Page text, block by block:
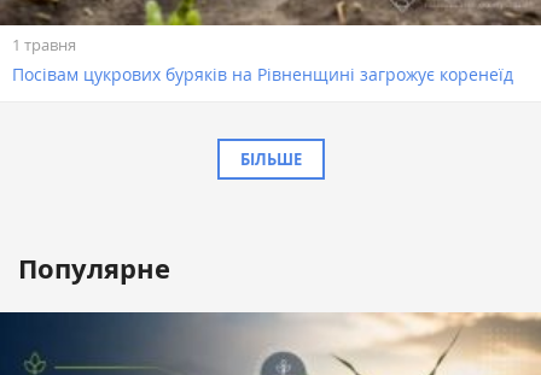
1 травня
Посівам цукрових буряків на Рівненщині загрожує коренеїд
БІЛЬШЕ
Популярне